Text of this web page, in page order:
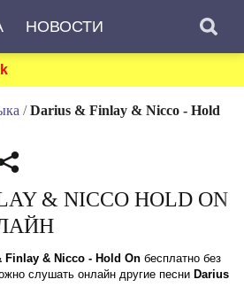
НОВОСТИ
/ Darius & Finlay & Nicco - Hold
& NICCO HOLD ON
& Nicco - Hold On бесплатно без
слушать онлайн другие песни Darius